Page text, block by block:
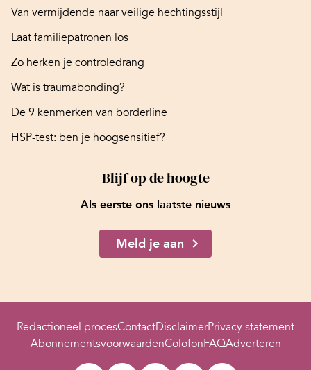
Van vermijdende naar veilige hechtingsstijl
Laat familiepatronen los
Zo herken je controledrang
Wat is traumabonding?
De 9 kenmerken van borderline
HSP-test: ben je hoogsensitief?
Blijf op de hoogte
Als eerste ons laatste nieuws
Meld je aan
Redactioneel procesContactDisclaimerPrivacy statement
AbonnementsvoorwaardenColofonFAQAdverteren